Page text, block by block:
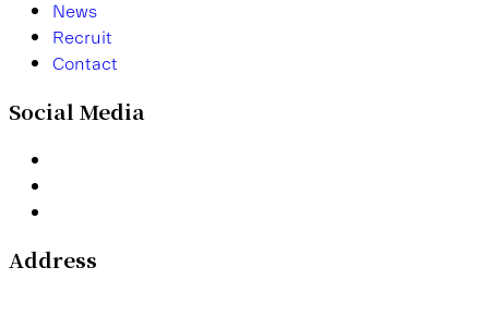
News
Recruit
Contact
Social Media
Address